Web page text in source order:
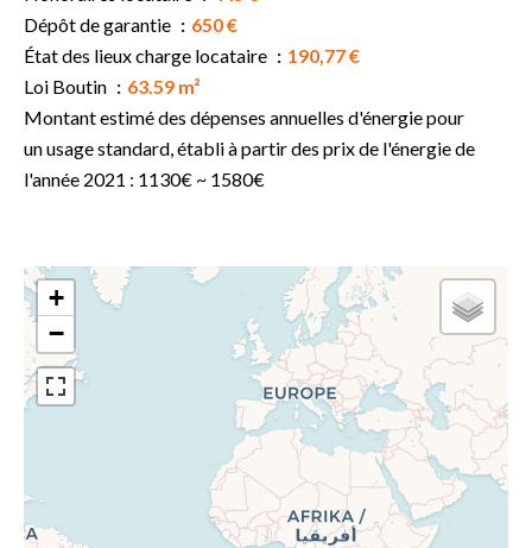
Dépôt de garantie
650 €
État des lieux charge locataire
190,77 €
Loi Boutin
63.59 m²
Montant estimé des dépenses annuelles d'énergie pour
un usage standard, établi à partir des prix de l'énergie de
l'année 2021 : 1130€ ~ 1580€
+
−